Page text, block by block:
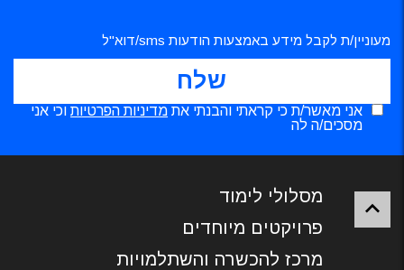
מעוניין/ת לקבל מידע באמצעות הודעות sms/דוא"ל
אני מאשר/ת כי קראתי והבנתי את מדיניות הפרטיות וכי אני
מסכים/ה לה
מסלולי לימוד
פרויקטים מיוחדים
מרכז להכשרה והשתלמויות